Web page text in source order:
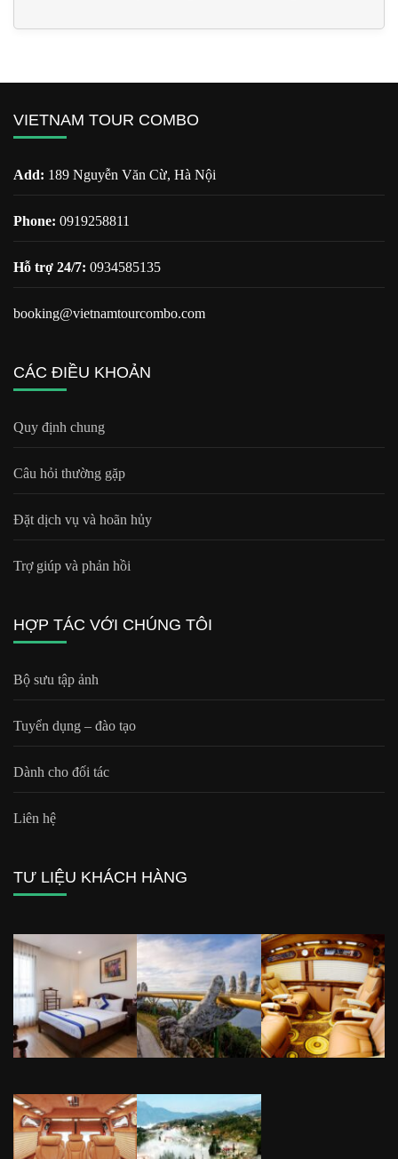
VIETNAM TOUR COMBO
Add: 189 Nguyễn Văn Cừ, Hà Nội
Phone: 0919258811
Hỗ trợ 24/7: 0934585135
booking@vietnamtourcombo.com
CÁC ĐIỀU KHOẢN
Quy định chung
Câu hỏi thường gặp
Đặt dịch vụ và hoãn hủy
Trợ giúp và phản hồi
HỢP TÁC VỚI CHÚNG TÔI
Bộ sưu tập ảnh
Tuyển dụng – đào tạo
Dành cho đối tác
Liên hệ
TƯ LIỆU KHÁCH HÀNG